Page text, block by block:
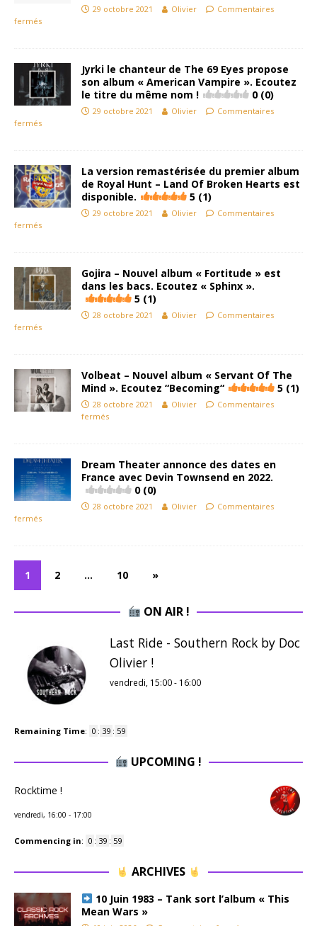
29 octobre 2021 Olivier
Commentaires
fermés
Jyrki le chanteur de The 69 Eyes propose
son album « American Vampire ». Ecoutez
le titre du même nom !
0 (0)
29 octobre 2021 Olivier
Commentaires
fermés
La version remastérisée du premier album
de Royal Hunt – Land Of Broken Hearts est
disponible.
5 (1)
29 octobre 2021 Olivier
Commentaires
fermés
Gojira – Nouvel album « Fortitude » est
dans les bacs. Ecoutez « Sphinx ».
5 (1)
28 octobre 2021 Olivier
Commentaires
fermés
Volbeat – Nouvel album « Servant Of The
Mind ». Ecoutez “Becoming“
5 (1)
28 octobre 2021 Olivier
Commentaires
fermés
Dream Theater annonce des dates en
France avec Devin Townsend en 2022.
0 (0)
28 octobre 2021 Olivier
Commentaires
fermés
1 2 … 10 »
ON AIR !
Last Ride - Southern Rock by Doc
Olivier !
vendredi, 15:00- 16:00
Remaining Time: 0 : 39 : 58
UPCOMING !
Rocktime !
vendredi, 16:00 - 17:00
Commencing in: 0 : 39 : 58
ARCHIVES
10 Juin 1983 – Tank sort l’album « This
Mean Wars »